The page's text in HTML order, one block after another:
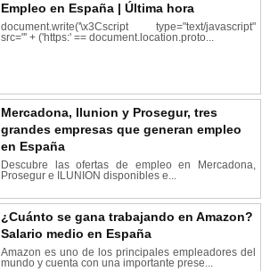
Empleo en España | Última hora
document.write('\x3Cscript type="text/javascript"
src="' + ('https:' == document.location.proto...
Mercadona, Ilunion y Prosegur, tres
grandes empresas que generan empleo
en España
Descubre las ofertas de empleo en Mercadona,
Prosegur e ILUNION disponibles e...
¿Cuánto se gana trabajando en Amazon?
Salario medio en España
Amazon es uno de los principales empleadores del
mundo y cuenta con una importante prese...